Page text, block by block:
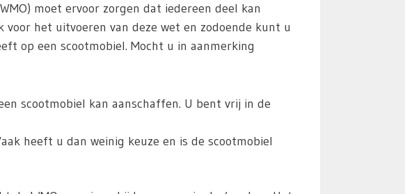
moet ervoor zorgen dat iedereen deel kan
voor het uitvoeren van deze wet en zodoende kunt u
op een scootmobiel. Mocht u in aanmerking
scootmobiel kan aanschaffen. U bent vrij in de
heeft u dan weinig keuze en is de scootmobiel